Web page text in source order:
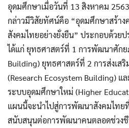
อุดมศึกษาเมื่อวันที่ 13 สิงหาคม
กล่าวมีวิสัยทัศน์คือ “อุดมศึกษาสร้า
สังคมไทยอย่างยั่งยืน” ประกอบด้วย
ได้แก่ ยุทธศาสตร์ที่ 1 การพัฒนาศัก
Building) ยุทธศาสตร์ที่ 2 การส่งเส
(Research Ecosystem Building)
ระบบอุดมศึกษาใหม่ (Higher
แผนนี้จะนำไปสู่การพัฒนาสังคมไทย
สนับสนุนต่อการพัฒนาคนตลอดช่วงชี